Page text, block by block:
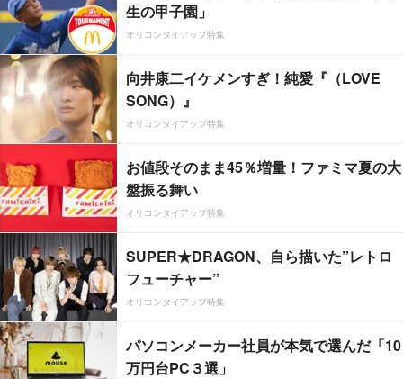
生の甲子園」
オリコンタイアップ特集
向井康二イケメンすぎ！純愛『（LOVE
SONG）』
オリコンタイアップ特集
お値段そのまま45％増量！ファミマ夏の大
盤振る舞い
オリコンタイアップ特集
SUPER★DRAGON、自ら描いた”レトロ
フューチャー”
オリコンタイアップ特集
パソコンメーカー社員が本気で選んだ「10
万円台PC３選」